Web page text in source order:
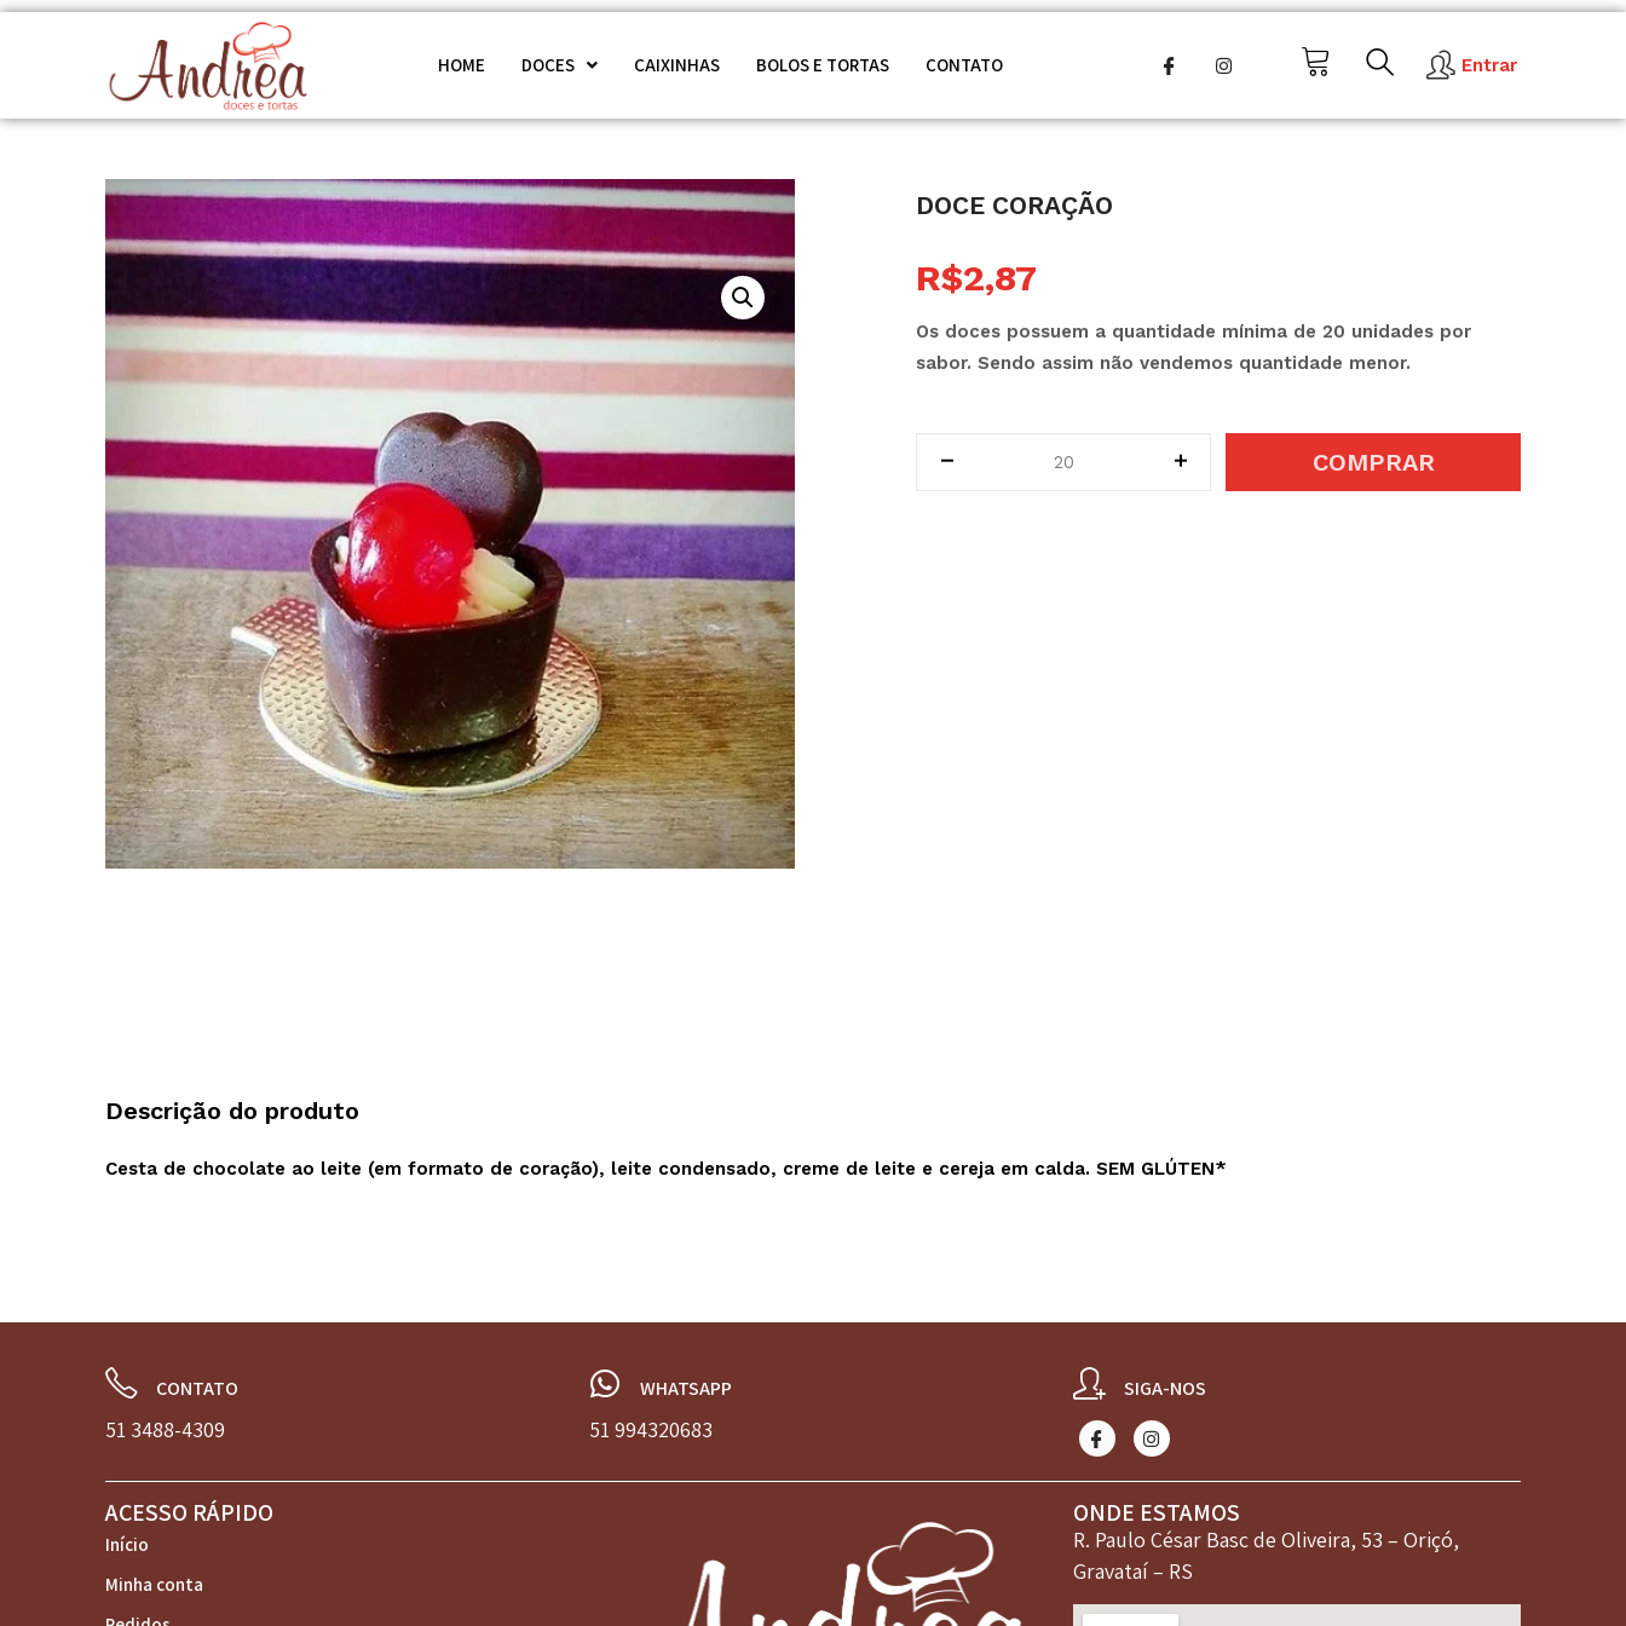
HOME DOCES CAIXINHAS BOLOS E TORTAS CONTATO Entrar
doce coração
R$2,87
Os doces possuem a quantidade mínima de 20 unidades por
sabor. Sendo assim não vendemos quantidade menor.
COMPRAR
Descrição do produto
Cesta de chocolate ao leite (em formato de coração), leite condensado, creme de leite e cereja em calda. SEM GLÚTEN*
CONTATO
51 3488-4309
WHATSAPP
51 994320683
SIGA-NOS
ACESSO RÁPIDO
Início
Minha conta
ONDE ESTAMOS
R. Paulo César Basc de Oliveira, 53 – Oriçó,
Gravataí – RS